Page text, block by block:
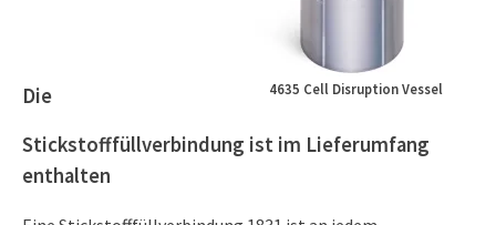
4635 Cell Disruption Vessel
Die
Stickstofffüllverbindung ist im Lieferumfang
enthalten